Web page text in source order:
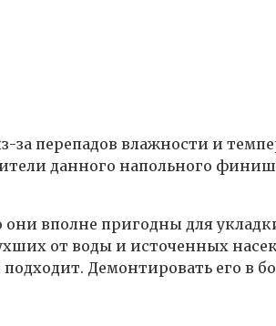
перепадов влажности и
данного напольного
вполне пригодны для
от воды и источенных
Демонтировать его в